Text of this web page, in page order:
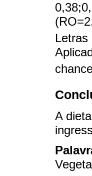
Letras
A